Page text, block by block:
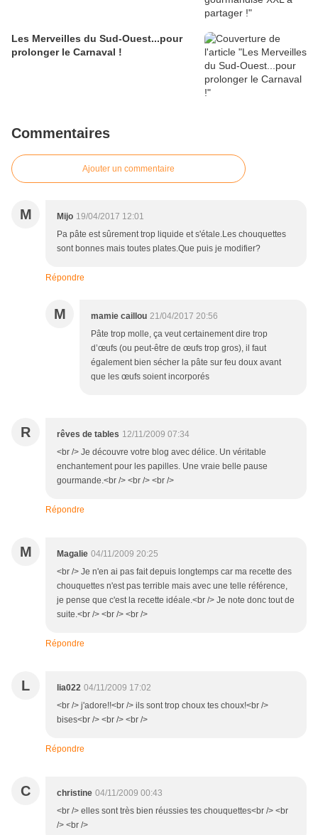
Les Merveilles du Sud-Ouest...pour
prolonger le Carnaval !
Commentaires
Ajouter un commentaire
M Mijo 19/04/2017 12:01
Pa pâte est sûrement trop liquide et s'étale.Les chouquettes
sont bonnes mais toutes plates.Que puis je modifier?
Répondre
M mamie caillou 21/04/2017 20:56
Pâte trop molle, ça veut certainement dire trop
d’œufs (ou peut-être de œufs trop gros), il faut
également bien sécher la pâte sur feu doux avant
que les œufs soient incorporés
R rêves de tables 12/11/2009 07:34
<br /> Je découvre votre blog avec délice. Un véritable
enchantement pour les papilles. Une vraie belle pause
gourmande.<br /> <br /> <br />
Répondre
M Magalie 04/11/2009 20:25
<br /> Je n'en ai pas fait depuis longtemps car ma recette des
chouquettes n'est pas terrible mais avec une telle référence,
je pense que c'est la recette idéale.<br /> Je note donc tout de
suite.<br /> <br /> <br />
Répondre
L lia022 04/11/2009 17:02
<br /> j'adore!!<br /> ils sont trop choux tes choux!<br />
bises<br /> <br /> <br />
Répondre
C christine 04/11/2009 00:43
<br /> elles sont très bien réussies tes chouquettes<br /> <br
/> <br />